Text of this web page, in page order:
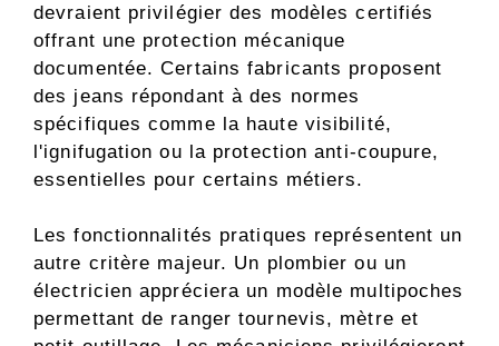
devraient privilégier des modèles certifiés
offrant une protection mécanique
documentée. Certains fabricants proposent
des jeans répondant à des normes
spécifiques comme la haute visibilité,
l'ignifugation ou la protection anti-coupure,
essentielles pour certains métiers.
Les fonctionnalités pratiques représentent un
autre critère majeur. Un plombier ou un
électricien appréciera un modèle multipoches
permettant de ranger tournevis, mètre et